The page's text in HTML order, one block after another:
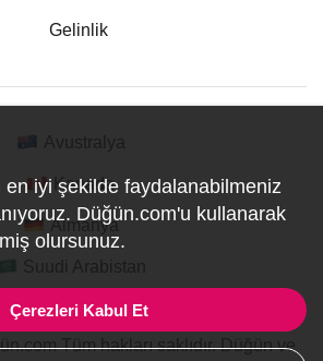
Gelinlik
Kanada
Almanya
Tüm hakları saklıdır. Düğün ve
iyi şekilde faydalanabilmeniz
Düğün.com'u kullanarak
olursunuz.
Çerezleri Kabul Et